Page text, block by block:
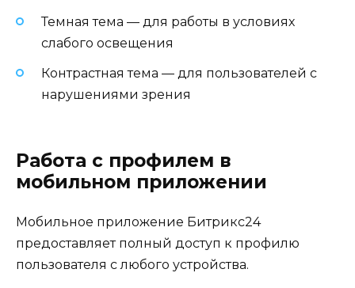
Темная тема — для работы в условиях
слабого освещения
Контрастная тема — для пользователей с
нарушениями зрения
Работа с профилем в
мобильном приложении
Мобильное приложение Битрикс24
предоставляет полный доступ к профилю
пользователя с любого устройства.